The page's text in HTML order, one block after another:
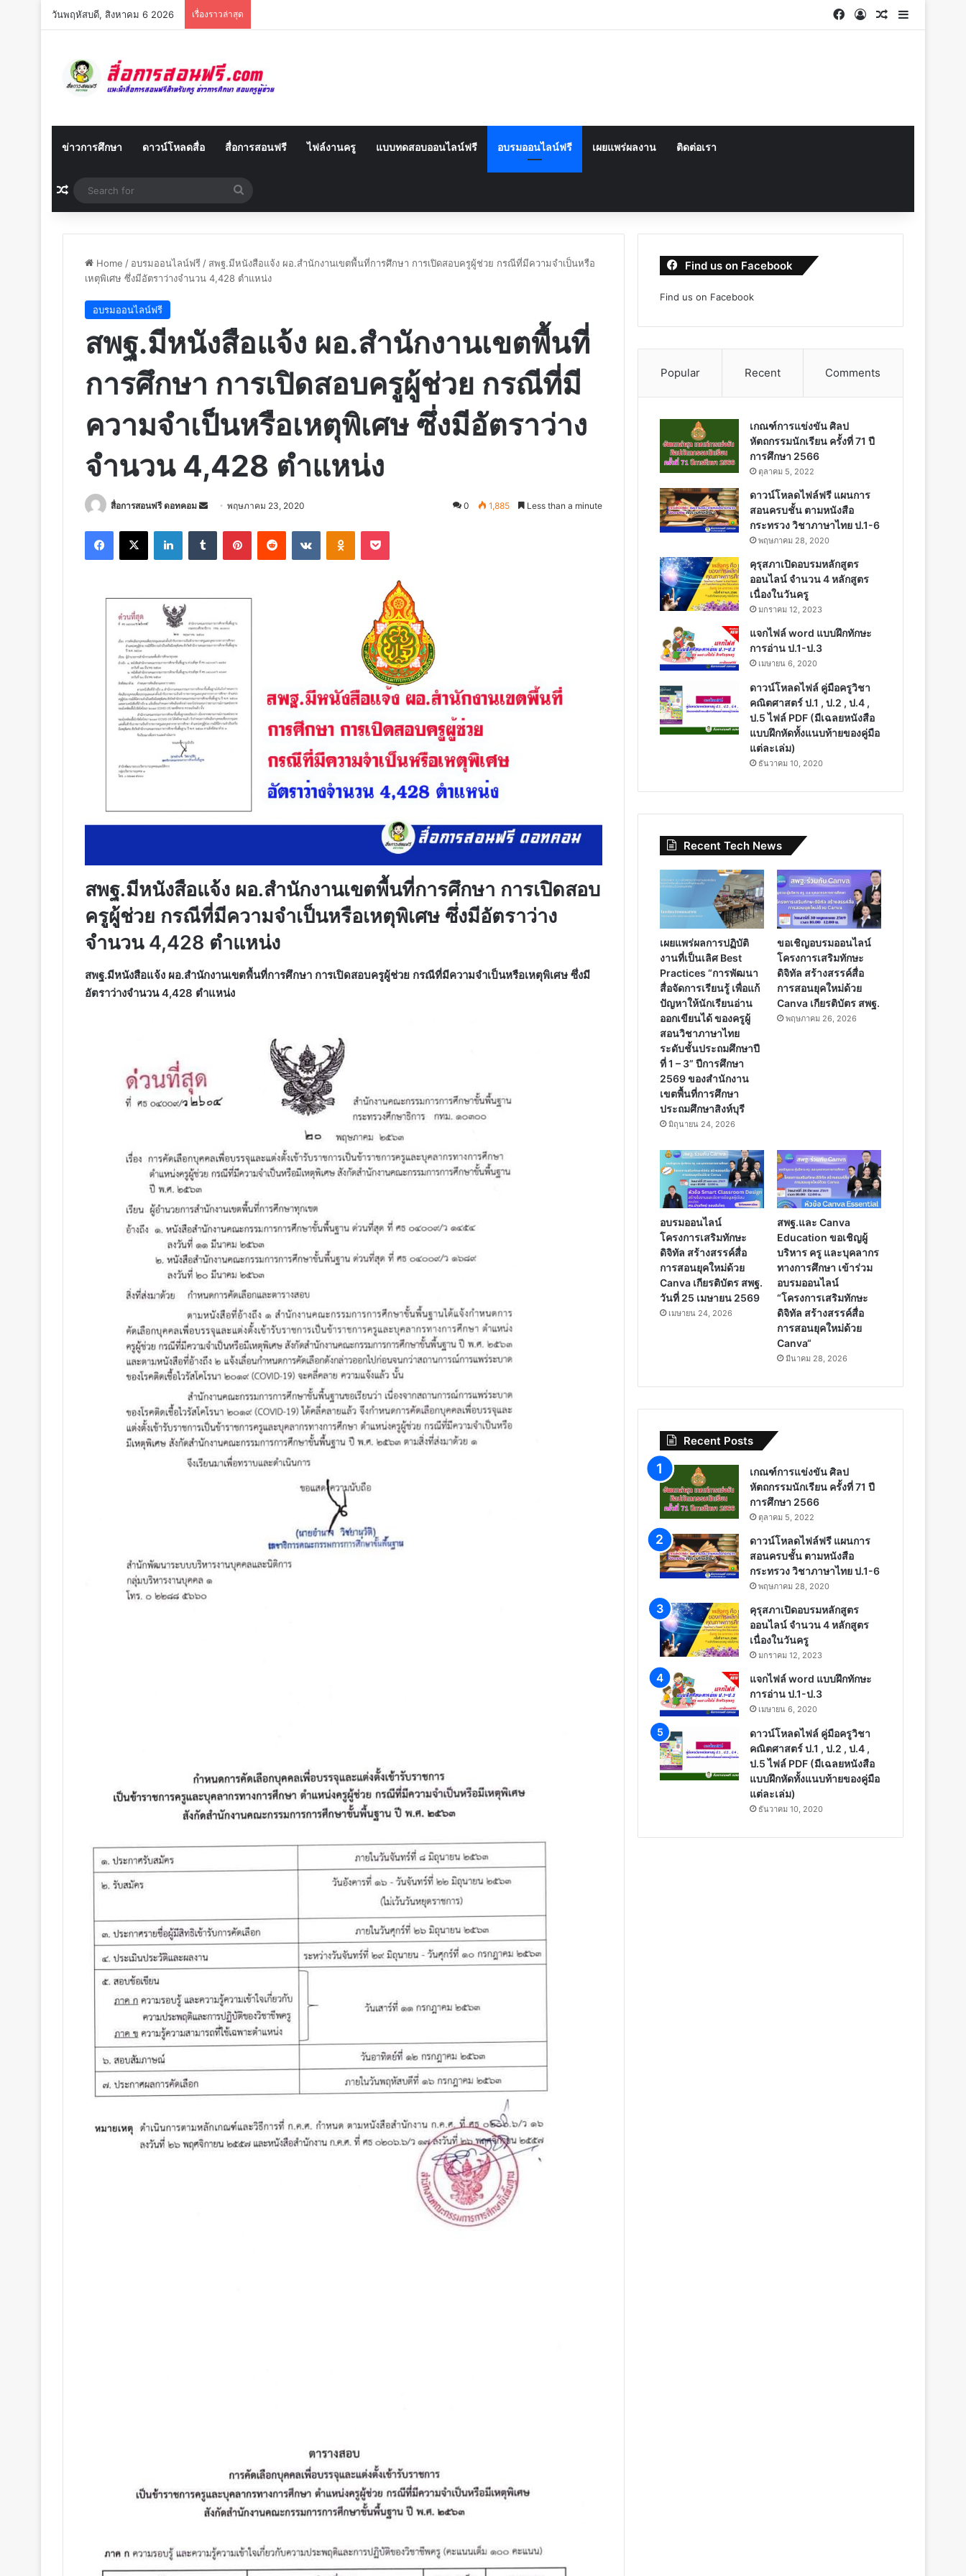
วันพฤหัสบดี, สิงหาคม 6 2026 เรื่องราวล่าสุด Facebook
Log InRandom
Sidebar
ข่าวการศึกษา ดาวน์โหลดสื่อ สื่อการสอนฟรี ไฟล์งานครู แบบทดสอบออนไลน์ฟรี อบรมออนไลน์ฟรี เผยแพร่ผลงาน ติดต่อเรา
Random Article
for
Home / อบรมออนไลน์ฟรี / สพฐ.มีหนังสือ​แจ้ง​ ผอ.สำนักงานเขตพื้นที่​การศึกษา​ การเปิดสอบ​ครูผู้ช่วย​ กรณีที่มีความจำเป็นหรือ
เหตุพิเศษ​ ซึ่งมีอัตราว่างจำนวน 4,428 ตำแหน่ง​
อบรมออนไลน์ฟรี
สพฐ.มีหนังสือ​แจ้ง​ ผอ.สำนักงานเขตพื้นที่​
การศึกษา​ การเปิดสอบ​ครูผู้ช่วย​ กรณีที่มี
ความจำเป็นหรือเหตุพิเศษ​ ซึ่งมีอัตราว่าง
จำนวน 4,428 ตำแหน่ง​
สื่อการสอนฟรี ดอทคอม
Sendพฤษภาคม 23, 2020 0 1,885 Less than a minute
Facebook
X LinkedInTumblr PinterestReddit VKontakteOdnoklassniki
Pocket
สพฐ.มีหนังสือ​แจ้ง​ ผอ.สำนักงานเขตพื้นที่​การศึกษา​ การเปิดสอบ​
ครูผู้ช่วย​ กรณีที่มีความจำเป็นหรือเหตุพิเศษ​ ซึ่งมีอัตราว่าง
จำนวน 4,428 ตำแหน่ง​
สพฐ.มีหนังสือ​แจ้ง​ ผอ.สำนักงานเขตพื้นที่​การศึกษา​ การเปิดสอบ​ครูผู้ช่วย​ กรณีที่มีความจำเป็นหรือเหตุพิเศษ​ ซึ่งมี
อัตราว่างจำนวน 4,428 ตำแหน่ง​
Find us on Facebook
Find us on Facebook
Popular Recent Comments
เกณฑ์การแข่งขัน ศิลป
หัตถกรรมนักเรียน ครั้งที่ 71 ปี
การศึกษา 2566
ตุลาคม 5, 2022
ดาวน์โหลดไฟล์ฟรี แผนการ
สอนครบชั้น ตามหนังสือ
กระทรวง วิชาภาษาไทย ป.1-6
พฤษภาคม 28, 2020
คุรุสภาเปิดอบรมหลักสูตร
ออนไลน์ จำนวน 4 หลักสูตร
เนื่องในวันครู
มกราคม 12, 2023
แจกไฟล์ word แบบฝึกทักษะ
การอ่าน ป.1-ป.3
เมษายน 6, 2020
ดาวน์โหลดไฟล์ คู่มือครูวิชา
คณิตศาสตร์ ป.1 , ป.2 , ป.4 ,
ป.5 ไฟล์ PDF (มีเฉลยหนังสือ
แบบฝึกหัดทั้งแนบท้ายของคู่มือ
แต่ละเล่ม)
ธันวาคม 10, 2020
Recent Tech News
เผยแพร่ผลการปฏิบัติ
งานที่เป็นเลิศ Best
Practices “การพัฒนา
สื่อจัดการเรียนรู้ เพื่อแก้
ปัญหาให้นักเรียนอ่าน
ออกเขียนได้ ของครูผู้
สอนวิชาภาษาไทย
ระดับชั้นประถมศึกษาปี
ที่ 1 – 3” ปีการศึกษา
2569 ของสำนักงาน
เขตพื้นที่การศึกษา
ประถมศึกษาสิงห์บุรี
มิถุนายน 24, 2026
ขอเชิญอบรมออนไลน์
โครงการเสริมทักษะ
ดิจิทัล สร้างสรรค์สื่อ
การสอนยุคใหม่ด้วย
Canva เกียรติบัตร สพฐ.
พฤษภาคม 26, 2026
อบรมออนไลน์
โครงการเสริมทักษะ
ดิจิทัล สร้างสรรค์สื่อ
การสอนยุคใหม่ด้วย
Canva เกียรติบัตร สพฐ.
วันที่ 25 เมษายน 2569
เมษายน 24, 2026
สพฐ.และ Canva
Education ขอเชิญผู้
บริหาร ครู และบุคลากร
ทางการศึกษา เข้าร่วม
อบรมออนไลน์
“โครงการเสริมทักษะ
ดิจิทัล สร้างสรรค์สื่อ
การสอนยุคใหม่ด้วย
Canva“
มีนาคม 28, 2026
Recent Posts
เกณฑ์การแข่งขัน ศิลป
หัตถกรรมนักเรียน ครั้งที่ 71 ปี
การศึกษา 2566
ตุลาคม 5, 2022
ดาวน์โหลดไฟล์ฟรี แผนการ
สอนครบชั้น ตามหนังสือ
กระทรวง วิชาภาษาไทย ป.1-6
พฤษภาคม 28, 2020
คุรุสภาเปิดอบรมหลักสูตร
ออนไลน์ จำนวน 4 หลักสูตร
เนื่องในวันครู
มกราคม 12, 2023
แจกไฟล์ word แบบฝึกทักษะ
การอ่าน ป.1-ป.3
เมษายน 6, 2020
ดาวน์โหลดไฟล์ คู่มือครูวิชา
คณิตศาสตร์ ป.1 , ป.2 , ป.4 ,
ป.5 ไฟล์ PDF (มีเฉลยหนังสือ
แบบฝึกหัดทั้งแนบท้ายของคู่มือ
แต่ละเล่ม)
ธันวาคม 10, 2020